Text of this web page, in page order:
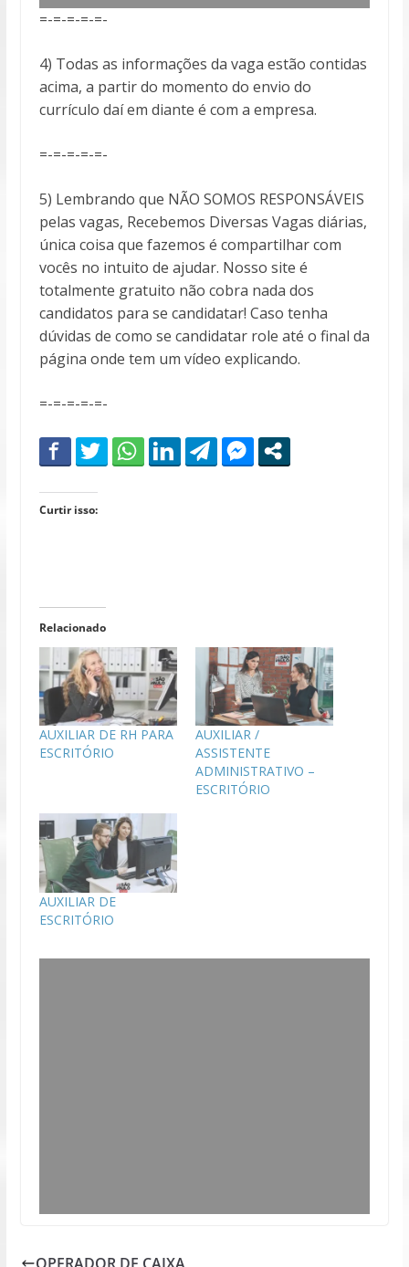
=-=-=-=-=-
4) Todas as informações da vaga estão contidas
acima, a partir do momento do envio do
currículo daí em diante é com a empresa.
=-=-=-=-=-
5) Lembrando que NÃO SOMOS RESPONSÁVEIS
pelas vagas, Recebemos Diversas Vagas diárias,
única coisa que fazemos é compartilhar com
vocês no intuito de ajudar. Nosso site é
totalmente gratuito não cobra nada dos
candidatos para se candidatar! Caso tenha
dúvidas de como se candidatar role até o final da
página onde tem um vídeo explicando.
=-=-=-=-=-
Curtir isso:
Relacionado
AUXILIAR DE RH PARA
ESCRITÓRIO
AUXILIAR /
ASSISTENTE
ADMINISTRATIVO –
ESCRITÓRIO
AUXILIAR DE
ESCRITÓRIO